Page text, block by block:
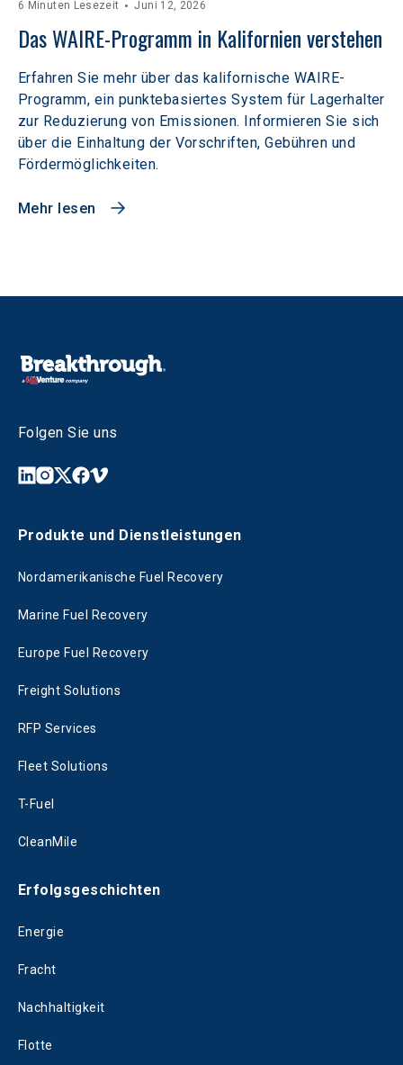
6 Minuten Lesezeit Juni 12, 2026
Das WAIRE-Programm in Kalifornien verstehen
Erfahren Sie mehr über das kalifornische WAIRE-
Programm, ein punktebasiertes System für Lagerhalter
zur Reduzierung von Emissionen. Informieren Sie sich
über die Einhaltung der Vorschriften, Gebühren und
Fördermöglichkeiten.
Mehr lesen
Folgen Sie uns
Produkte und Dienstleistungen
Nordamerikanische Fuel Recovery
Marine Fuel Recovery
Europe Fuel Recovery
Freight Solutions
RFP Services
Fleet Solutions
T-Fuel
CleanMile
Erfolgsgeschichten
Energie
Fracht
Nachhaltigkeit
Flotte